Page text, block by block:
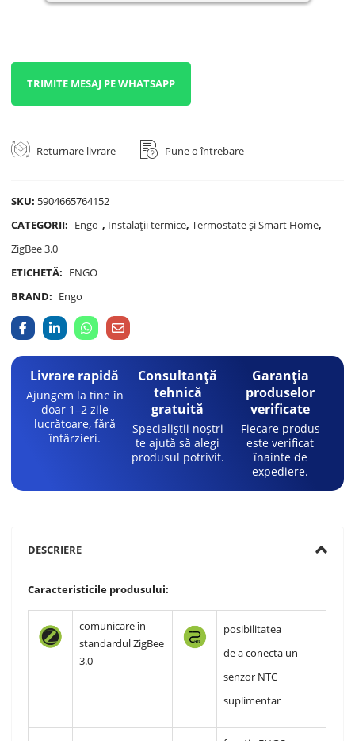
TRIMITE MESAJ PE WHATSAPP
Returnare livrare Pune o întrebare
SKU: 5904665764152
CATEGORII: Engo , Instalații termice,Termostate și Smart Home,
ZigBee 3.0
ETICHETĂ: ENGO
BRAND: Engo
Livrare rapidă
Ajungem la tine în
doar 1–2 zile
lucrătoare, fără
întârzieri.
Consultanță
tehnică
gratuită
Specialiștii noștri
te ajută să alegi
produsul potrivit.
Garanția
produselor
verificate
Fiecare produs
este verificat
înainte de
expediere.
DESCRIERE
Caracteristicile produsului:
comunicare în
standardul ZigBee
3.0
posibilitatea
de a conecta un
senzor NTC
suplimentar